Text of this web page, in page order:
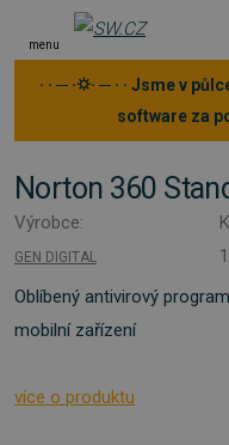
menu
· · ─ ·⛭· ─ · · Jsme v
software za
Norton 360
Výrobce:
GEN DIGITAL
Oblíbený antivirový
mobilní zařízení
více o produktu